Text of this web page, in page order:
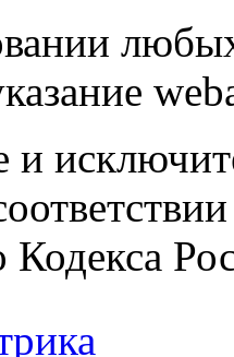
и
Кодекса